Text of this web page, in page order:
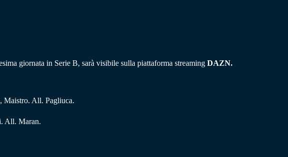
giornata in Serie B, sarà visibile sulla piattaforma streaming DAZN.
Maistro. All. Pagliuca.
All. Maran.